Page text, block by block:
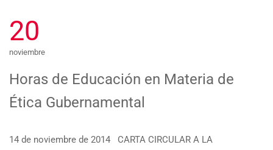
20
noviembre
Horas de Educación en Materia de
Ética Gubernamental
14 de noviembre de 2014 CARTA CIRCULAR A LA